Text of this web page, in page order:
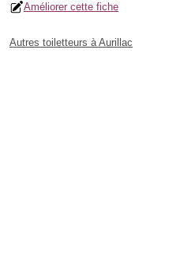
Améliorer cette fiche
Autres toiletteurs à Aurillac